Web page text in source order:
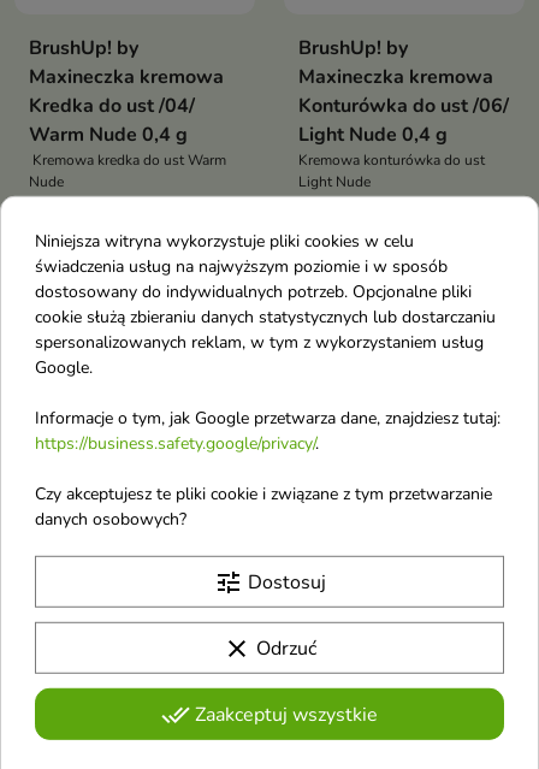
BrushUp! by
Maxineczka kremowa
Kredka do ust /04/
Warm Nude 0,4 g
Kremowa kredka do ust Warm
Nude
BrushUp! by
Maxineczka kremowa
Konturówka do ust /06/
Light Nude 0,4 g
Kremowa konturówka do ust
Light Nude
favorite_border
Stars from the stars
STARS konturówka do
0,3 g
długotrwałej, wodoodpornej
formule i aksamitnie matowym
Stars from the stars
STARS konturówka do
ust 05 Will of heaven
0,3 g
Konturówka do ust o
długotrwałej, wodoodpornej
formule i aksamitnie matowym
wykończeniu
Niniejsza witryna wykorzystuje pliki cookies w celu
świadczenia usług na najwyższym poziomie i w sposób
dostosowany do indywidualnych potrzeb. Opcjonalne pliki
cookie służą zbieraniu danych statystycznych lub dostarczaniu
spersonalizowanych reklam, w tym z wykorzystaniem usług
Google.
Informacje o tym, jak Google przetwarza dane, znajdziesz tutaj:
https://business.safety.google/privacy/.
Czy akceptujesz te pliki cookie i związane z tym przetwarzanie
danych osobowych?
tune Dostosuj
clear Odrzuć
done_allZaakceptuj wszystkie